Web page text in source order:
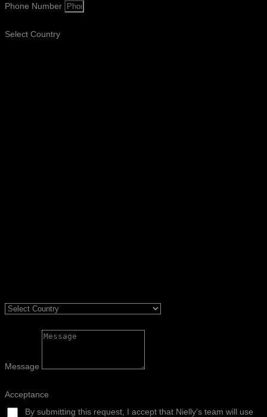
Phone Number
Select Country
Message
Acceptance
By submitting this request, I accept that Nielly’s team will use